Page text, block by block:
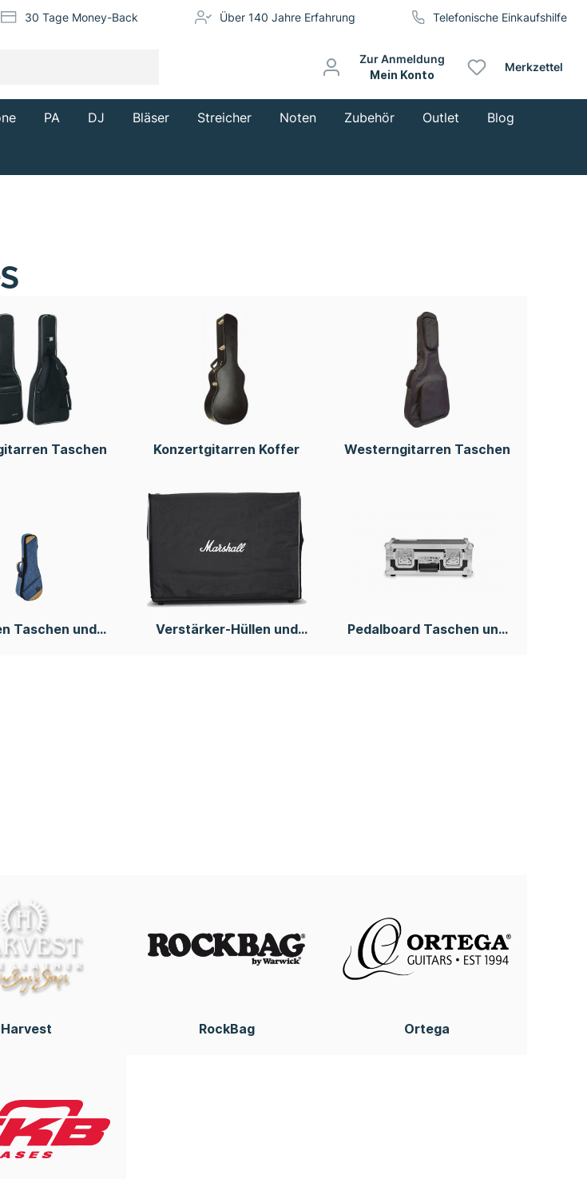
30 Tage Money-Back Über 140 Jahre Erfahrung Telefonische Einkaufshilfe
Zur Anmeldung
Mein Konto
Merkzettel
PA DJ Bläser Streicher Noten Zubehör Outlet Blog
Taschen Konzertgitarren Koffer Westerngitarren Taschen
Taschen und
Verstärker-Hüllen und
Pedalboard Taschen und
Harvest RockBag Ortega